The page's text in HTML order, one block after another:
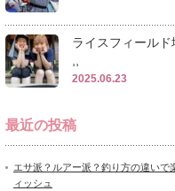
ライスフィールド
2025.06.23
最近の投稿
エサ派？ルアー派？釣り方の違いで
ィッシュ